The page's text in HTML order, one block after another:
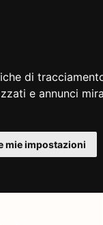
di
e annunci
mie impostazioni